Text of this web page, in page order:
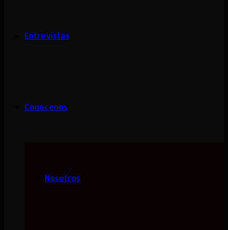
Entrevistas
Conocenos
Nosotros